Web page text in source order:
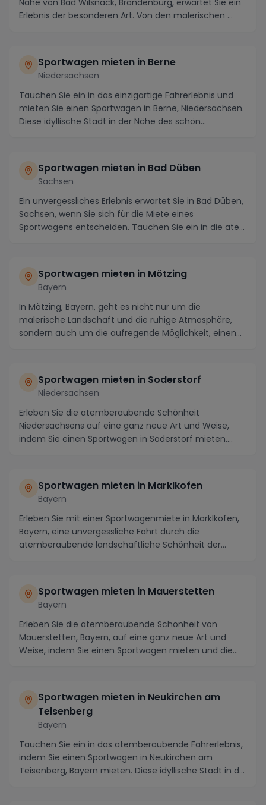
Nähe von Bad Wilsnack, Brandenburg, erwartet Sie ein
Erlebnis der besonderen Art. Von den malerischen ...
Sportwagen mieten in Berne
Niedersachsen
Tauchen Sie ein in das einzigartige Fahrerlebnis und
mieten Sie einen Sportwagen in Berne, Niedersachsen.
Diese idyllische Stadt in der Nähe des schön...
Sportwagen mieten in Bad Düben
Sachsen
Ein unvergessliches Erlebnis erwartet Sie in Bad Düben,
Sachsen, wenn Sie sich für die Miete eines
Sportwagens entscheiden. Tauchen Sie ein in die ate...
Sportwagen mieten in Mötzing
Bayern
In Mötzing, Bayern, geht es nicht nur um die
malerische Landschaft und die ruhige Atmosphäre,
sondern auch um die aufregende Möglichkeit, einen
Sportwagen mieten in Soderstorf
Niedersachsen
Erleben Sie die atemberaubende Schönheit
Niedersachsens auf eine ganz neue Art und Weise,
indem Sie einen Sportwagen in Soderstorf mieten.
Sportwagen mieten in Marklkofen
Bayern
Erleben Sie mit einer Sportwagenmiete in Marklkofen,
Bayern, eine unvergessliche Fahrt durch die
atemberaubende landschaftliche Schönheit der
Sportwagen mieten in Mauerstetten
Bayern
Erleben Sie die atemberaubende Schönheit von
Mauerstetten, Bayern, auf eine ganz neue Art und
Weise, indem Sie einen Sportwagen mieten und die
Sportwagen mieten in Neukirchen am
Teisenberg
Bayern
Tauchen Sie ein in das atemberaubende Fahrerlebnis,
indem Sie einen Sportwagen in Neukirchen am
Teisenberg, Bayern mieten. Diese idyllische Stadt in d...